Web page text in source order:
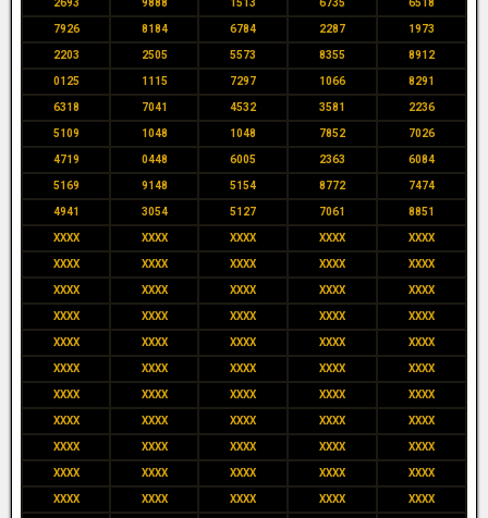
2693 9888 1513 6735 6518
7926 8184 6784 2287 1973
2203 2505 5573 8355 8912
0125 1115 7297 1066 8291
6318 7041 4532 3581 2236
5109 1048 1048 7852 7026
4719 0448 6005 2363 6084
5169 9148 5154 8772 7474
4941 3054 5127 7061 8851
XXXX XXXX XXXX XXXX XXXX
XXXX XXXX XXXX XXXX XXXX
XXXX XXXX XXXX XXXX XXXX
XXXX XXXX XXXX XXXX XXXX
XXXX XXXX XXXX XXXX XXXX
XXXX XXXX XXXX XXXX XXXX
XXXX XXXX XXXX XXXX XXXX
XXXX XXXX XXXX XXXX XXXX
XXXX XXXX XXXX XXXX XXXX
XXXX XXXX XXXX XXXX XXXX
XXXX XXXX XXXX XXXX XXXX